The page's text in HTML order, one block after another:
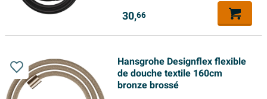
30,66
Hansgrohe Designflex flexible
de douche textile 160cm
bronze brossé